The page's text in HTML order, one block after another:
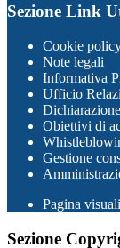
Sezione Link
Cookie
Note legali
Informativa
Ufficio
Obiettivi di
Gestione
Pagina
Sezione